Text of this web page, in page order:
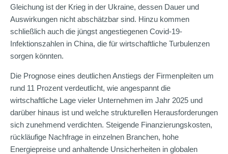
Gleichung ist der Krieg in der Ukraine, dessen Dauer und
Auswirkungen nicht abschätzbar sind. Hinzu kommen
schließlich auch die jüngst angestiegenen Covid-19-
Infektionszahlen in China, die für wirtschaftliche Turbulenzen
sorgen könnten.
Die Prognose eines deutlichen Anstiegs der Firmenpleiten um
rund 11 Prozent verdeutlicht, wie angespannt die
wirtschaftliche Lage vieler Unternehmen im Jahr 2025 und
darüber hinaus ist und welche strukturellen Herausforderungen
sich zunehmend verdichten. Steigende Finanzierungskosten,
rückläufige Nachfrage in einzelnen Branchen, hohe
Energiepreise und anhaltende Unsicherheiten in globalen